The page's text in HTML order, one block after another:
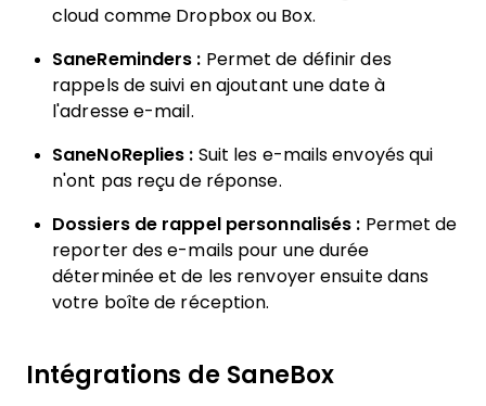
cloud comme Dropbox ou Box.
SaneReminders : Permet de définir des
rappels de suivi en ajoutant une date à
l'adresse e-mail.
SaneNoReplies : Suit les e-mails envoyés qui
n'ont pas reçu de réponse.
Dossiers de rappel personnalisés : Permet de
reporter des e-mails pour une durée
déterminée et de les renvoyer ensuite dans
votre boîte de réception.
Intégrations de SaneBox